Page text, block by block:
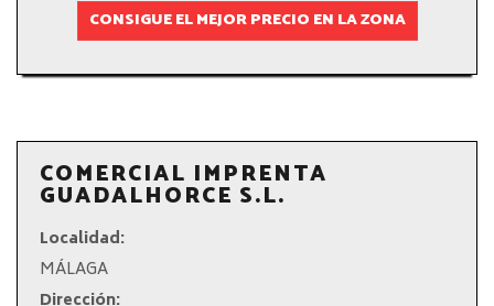
CONSIGUE EL MEJOR PRECIO EN LA ZONA
COMERCIAL IMPRENTA
GUADALHORCE S.L.
Localidad:
MÁLAGA